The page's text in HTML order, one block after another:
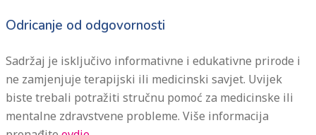
Odricanje od odgovornosti
Sadržaj je isključivo informativne i edukativne prirode i
ne zamjenjuje terapijski ili medicinski savjet. Uvijek
biste trebali potražiti stručnu pomoć za medicinske ili
mentalne zdravstvene probleme. Više informacija